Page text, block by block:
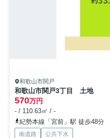
和歌山市関戸
和歌山市関戸3丁目 土地
570万円
- / 110.63㎡ / -
紀勢本線「宮前」駅 徒歩48分
南道路 公共下水